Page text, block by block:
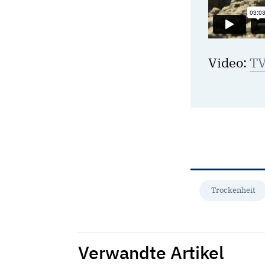
Video:
Trockenheit
Verwandte Artikel